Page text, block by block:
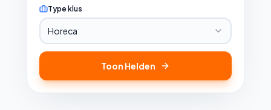
Type klus
Horeca
Toon Helden